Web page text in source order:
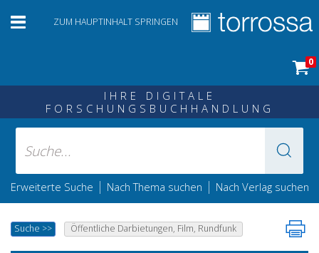
ZUM HAUPTINHALT SPRINGEN
0
IHRE DIGITALE
FORSCHUNGSBUCHHANDLUNG
Erweiterte Suche | Nach Thema suchen | Nach Verlag suchen
Suche >> Öffentliche Darbietungen, Film, Rundfunk